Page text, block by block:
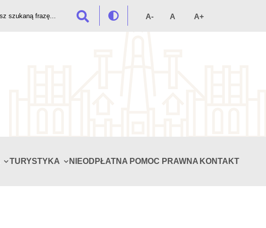
TURYSTYKA NIEODPŁATNA POMOC PRAWNA KONTAKT